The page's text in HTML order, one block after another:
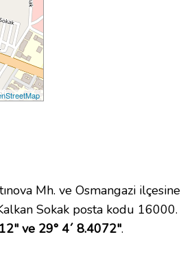
Mh. ve Osmangazi ilçesine
Sokak posta kodu 16000.
ve 29° 4´ 8.4072".